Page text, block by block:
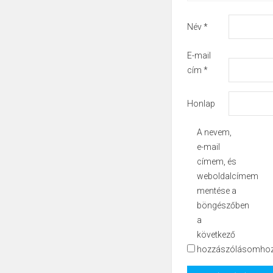
Név*
E-mail
cím *
Honlap
A nevem,
e-mail
címem, és
weboldalcímem
mentése a
böngészőben
a
következő